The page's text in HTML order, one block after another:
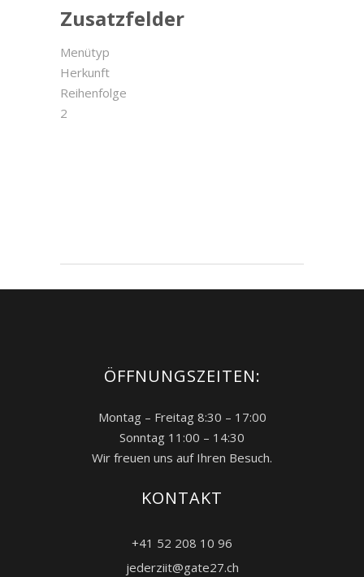
Zusatzfelder
Menütyp
Herkunft
Reihenfolge
2
ÖFFNUNGSZEITEN:
Montag – Freitag 8:30 – 17:00
Sonntag 11:00 – 14:30
Wir freuen uns auf Ihren Besuch.
KONTAKT
+41 52 208 10 96
jederziit@gate27.ch